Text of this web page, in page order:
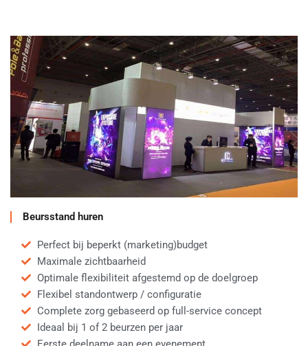
Beursstand huren
Perfect bij beperkt (marketing)budget
Maximale zichtbaarheid
Optimale flexibiliteit afgestemd op de doelgroep
Flexibel standontwerp / configuratie
Complete zorg gebaseerd op full-service concept
Ideaal bij 1 of 2 beurzen per jaar